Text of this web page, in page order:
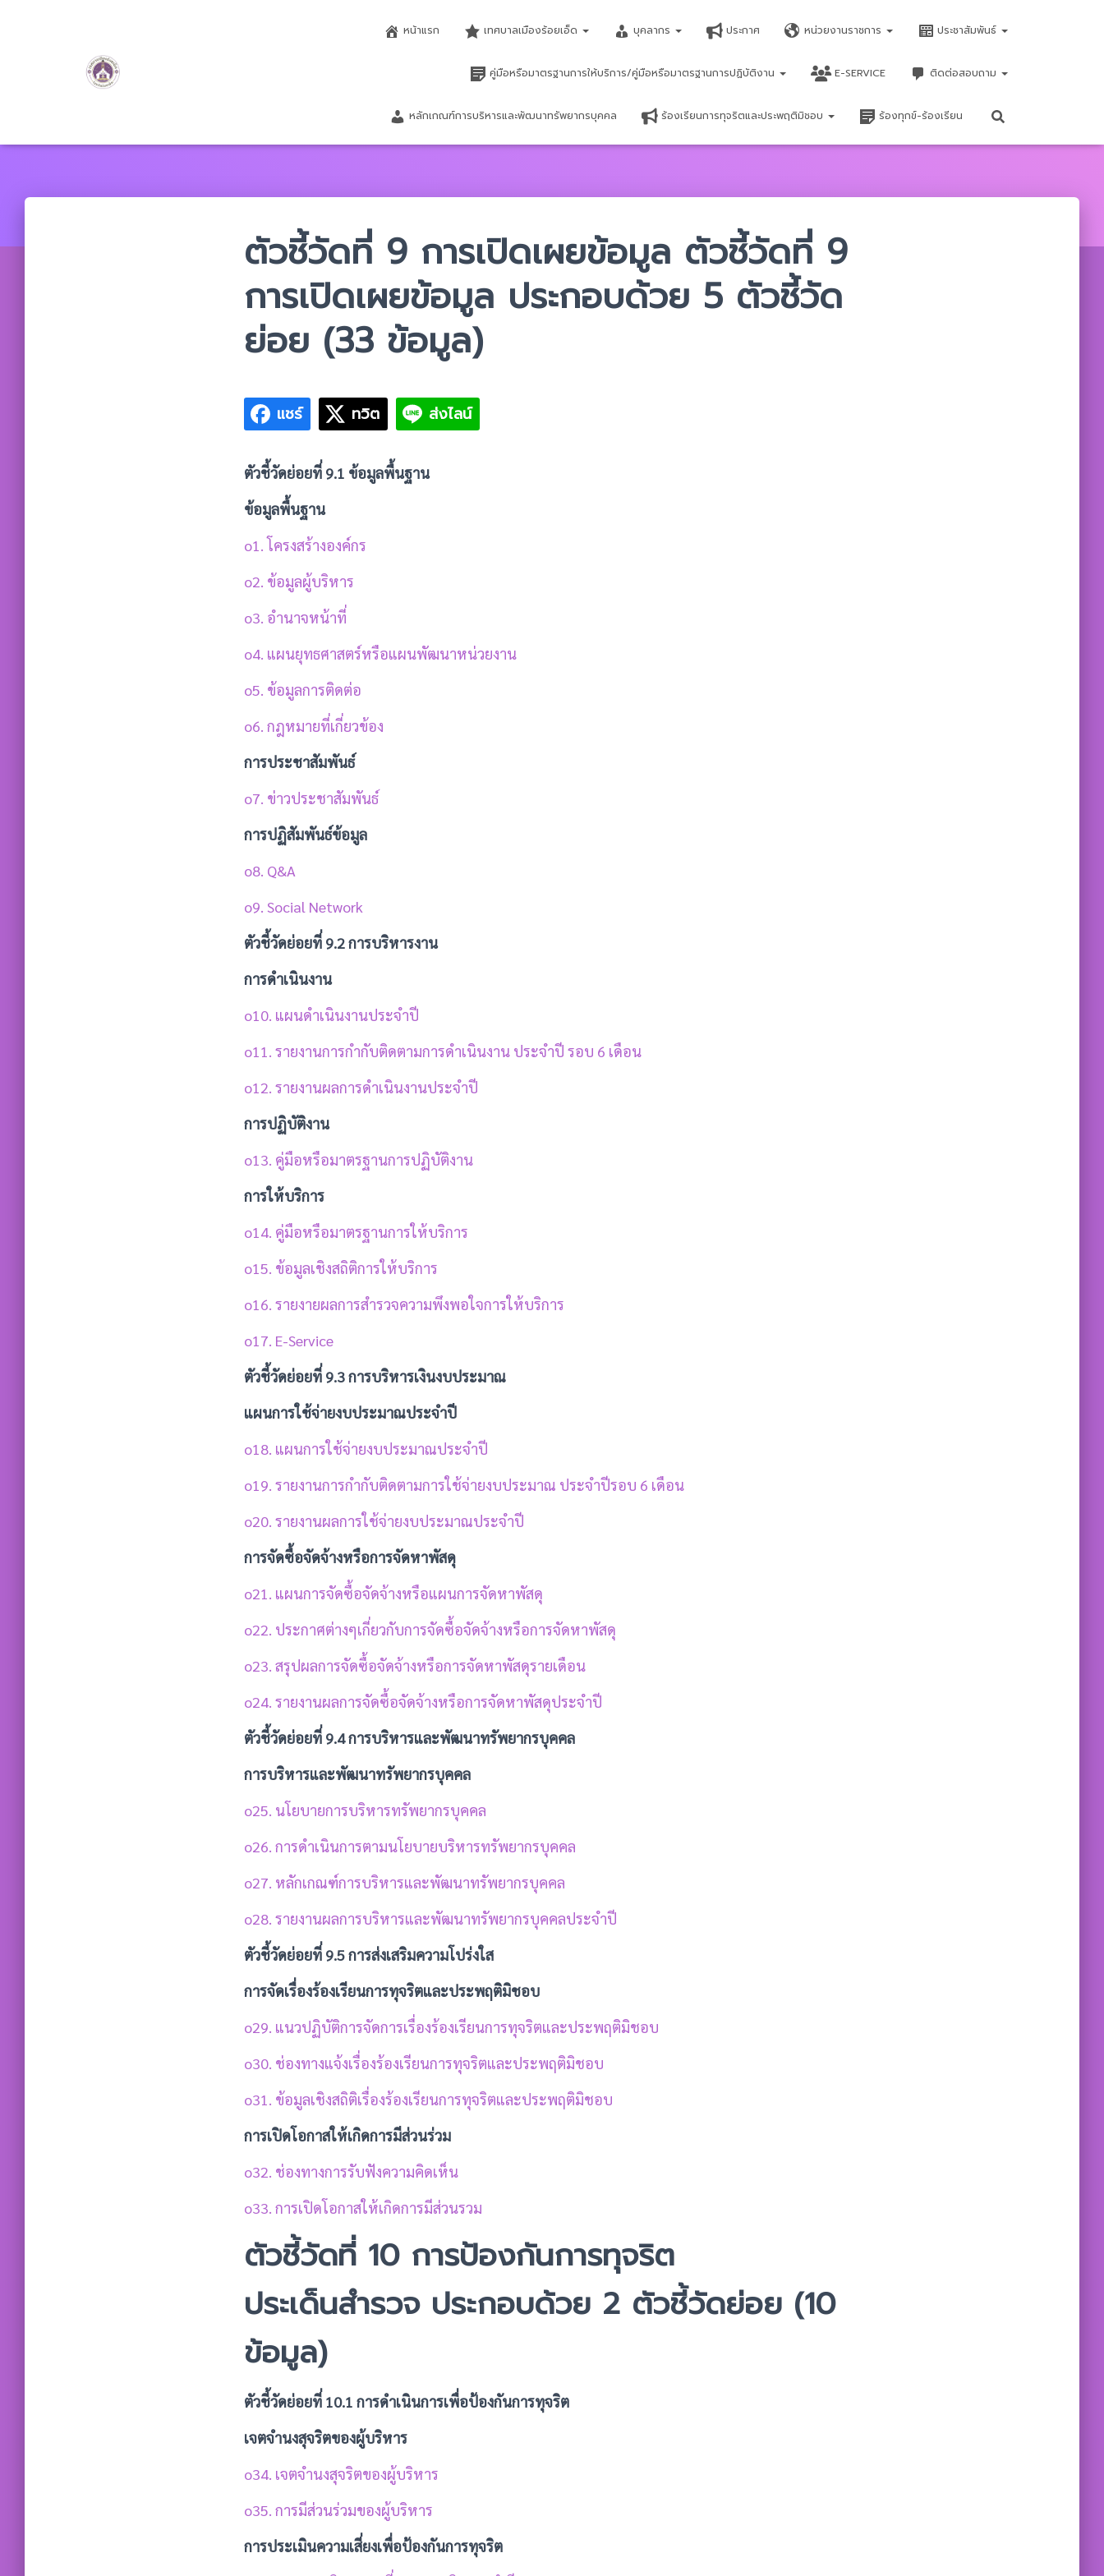
หน้าแรก เทศบาลเมืองร้อยเอ็ด บุคลากร ประกาศ หน่วยงานราชการ ประชาสัมพันธ์
คู่มือหรือมาตรฐานการให้บริการ/คู่มือหรือมาตรฐานการปฏิบัติงาน E-SERVICE ติดต่อสอบถาม
หลักเกณฑ์การบริหารและพัฒนาทรัพยากรบุคคล ร้องเรียนการทุจริตและประพฤติมิชอบ ร้องทุกข์-ร้องเรียน
ตัวชี้วัดที่ 9 การเปิดเผยข้อมูล ตัวชี้วัดที่ 9
การเปิดเผยข้อมูล ประกอบด้วย 5 ตัวชี้วัด
ย่อย (33 ข้อมูล)
แชร์ ทวิต ส่งไลน์
ตัวชี้วัดย่อยที่ 9.1 ข้อมูลพื้นฐาน
ข้อมูลพื้นฐาน
o1. โครงสร้างองค์กร
o2. ข้อมูลผู้บริหาร
o3. อำนาจหน้าที่
o4. แผนยุทธศาสตร์หรือแผนพัฒนาหน่วยงาน
o5. ข้อมูลการติดต่อ
o6. กฎหมายที่เกี่ยวข้อง
การประชาสัมพันธ์
o7. ข่าวประชาสัมพันธ์
การปฏิสัมพันธ์ข้อมูล
o8. Q&A
o9. Social Network
ตัวชี้วัดย่อยที่ 9.2 การบริหารงาน
การดำเนินงาน
o10. แผนดำเนินงานประจำปี
o11. รายงานการกำกับติดตามการดำเนินงาน ประจำปี รอบ 6 เดือน
o12. รายงานผลการดำเนินงานประจำปี
การปฏิบัติงาน
o13. คู่มือหรือมาตรฐานการปฏิบัติงาน
การให้บริการ
o14. คู่มือหรือมาตรฐานการให้บริการ
o15. ข้อมูลเชิงสถิติการให้บริการ
o16. รายงายผลการสำรวจความพึงพอใจการให้บริการ
o17. E-Service
ตัวชี้วัดย่อยที่ 9.3 การบริหารเงินงบประมาณ
แผนการใช้จ่ายงบประมาณประจำปี
o18. แผนการใช้จ่ายงบประมาณประจำปี
o19. รายงานการกำกับติดตามการใช้จ่ายงบประมาณ ประจำปีรอบ 6 เดือน
o20. รายงานผลการใช้จ่ายงบประมาณประจำปี
การจัดซื้อจัดจ้างหรือการจัดหาพัสดุ
o21. แผนการจัดซื้อจัดจ้างหรือแผนการจัดหาพัสดุ
o22. ประกาศต่างๆเกี่ยวกับการจัดซื้อจัดจ้างหรือการจัดหาพัสดุ
o23. สรุปผลการจัดซื้อจัดจ้างหรือการจัดหาพัสดุรายเดือน
o24. รายงานผลการจัดซื้อจัดจ้างหรือการจัดหาพัสดุประจำปี
ตัวชี้วัดย่อยที่ 9.4 การบริหารและพัฒนาทรัพยากรบุคคล
การบริหารและพัฒนาทรัพยากรบุคคล
o25. นโยบายการบริหารทรัพยากรบุคคล
o26. การดำเนินการตามนโยบายบริหารทรัพยากรบุคคล
o27. หลักเกณฑ์การบริหารและพัฒนาทรัพยากรบุคคล
o28. รายงานผลการบริหารและพัฒนาทรัพยากรบุคคลประจำปี
ตัวชี้วัดย่อยที่ 9.5 การส่งเสริมความโปร่งใส
การจัดเรื่องร้องเรียนการทุจริตและประพฤติมิชอบ
o29. แนวปฏิบัติการจัดการเรื่องร้องเรียนการทุจริตและประพฤติมิชอบ
o30. ช่องทางแจ้งเรื่องร้องเรียนการทุจริตและประพฤติมิชอบ
o31. ข้อมูลเชิงสถิติเรื่องร้องเรียนการทุจริตและประพฤติมิชอบ
การเปิดโอกาสให้เกิดการมีส่วนร่วม
o32. ช่องทางการรับฟังความคิดเห็น
o33. การเปิดโอกาสให้เกิดการมีส่วนรวม
ตัวชี้วัดที่ 10 การป้องกันการทุจริต
ประเด็นสำรวจ ประกอบด้วย 2 ตัวชี้วัดย่อย (10
ข้อมูล)
ตัวชี้วัดย่อยที่ 10.1 การดำเนินการเพื่อป้องกันการทุจริต
เจตจำนงสุจริตของผู้บริหาร
o34. เจตจำนงสุจริตของผู้บริหาร
o35. การมีส่วนร่วมของผู้บริหาร
การประเมินความเสี่ยงเพื่อป้องกันการทุจริต